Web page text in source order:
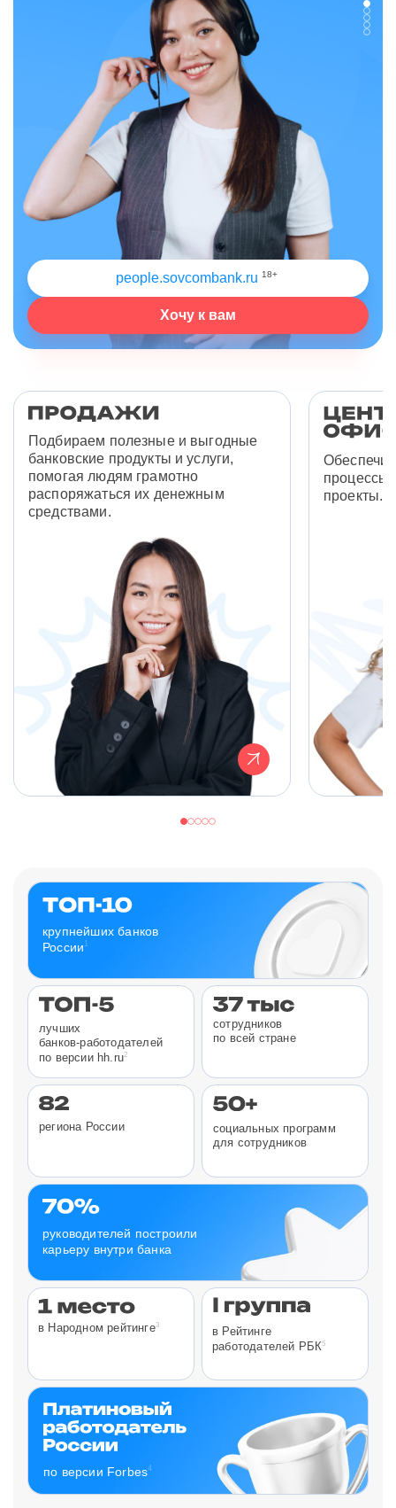
people.sovcombank.ru 18+
Хочу к вам
Подбираем полезные и выгодные
банковские продукты и услуги,
помогая людям грамотно
распоряжаться их денежным
средствами.
процессы
проекты.
крупнейших банков
России 1
лучших
банков-работодателей
по версии hh.ru2
сотрудников
по всей стране
региона России
социальных программ
для сотрудников
руководителей построили
карьеру внутри банка
в Народном рейтинге3
по версии Forbes4
в Рейтинге
работодателей РБК5